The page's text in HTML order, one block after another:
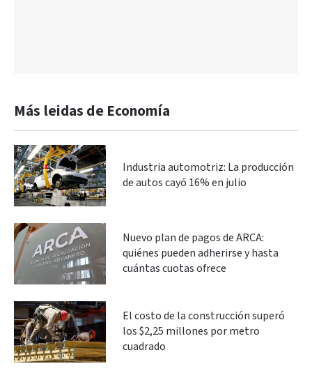
Más leidas de Economía
Industria automotriz: La producción
de autos cayó 16% en julio
Nuevo plan de pagos de ARCA:
quiénes pueden adherirse y hasta
cuántas cuotas ofrece
El costo de la construcción superó
los $2,25 millones por metro
cuadrado